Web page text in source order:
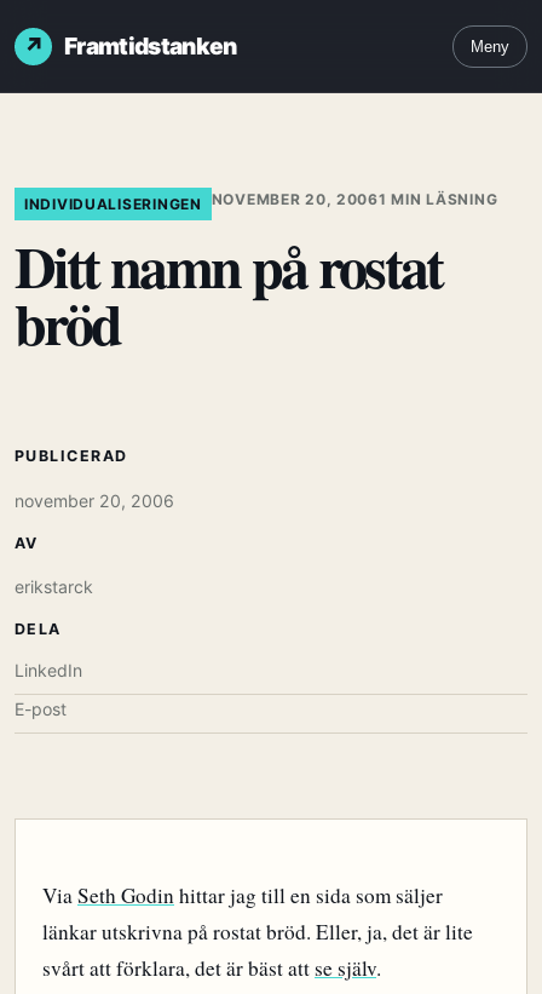
Framtidstanken Meny
INDIVIDUALISERINGEN NOVEMBER 20, 20061 MIN LÄSNING
Ditt namn på rostat
bröd
ViaSeth Godin hittar jag till en sida som säljer
länkar utskrivna på rostat bröd. Eller, ja, det är lite
svårt att förklara, det är bäst attse själv.
PUBLICERAD
november 20, 2006
AV
erikstarck
DELA
LinkedIn
E-post